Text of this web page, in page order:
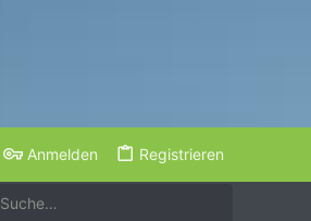
Anmelden Registrieren